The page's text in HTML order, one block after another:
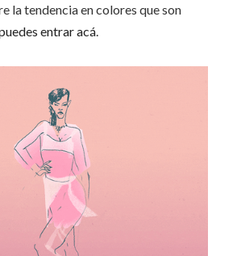
la tendencia en colores que son
entrar acá.